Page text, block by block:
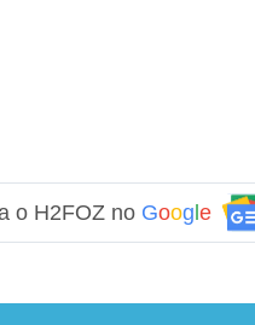
o H2FOZ no Goog le